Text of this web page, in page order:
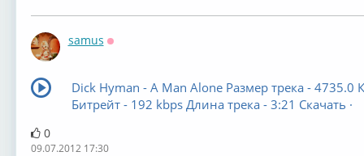
samus
Dick Hyman - A Man Alone Размер трека - 4735.0
Битрейт - 192 kbps Длина трека - 3:21 Скачать ·
0
09.07.2012 17:30